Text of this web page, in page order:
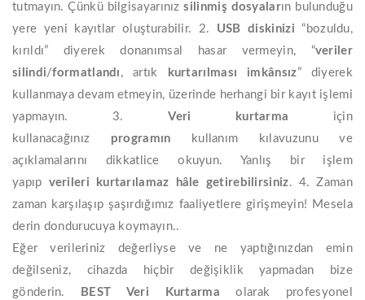
tutmayın. Çünkü bilgisayarınızsilinmiş dosyaların bulunduğu
yere yeni kayıtlar oluşturabilir. 2. USB diskinizi “bozuldu,
kırıldı” diyerek donanımsal hasar vermeyin, “veriler
silindi/formatlandı , artık kurtarılması imkânsız” diyerek
kullanmaya devam etmeyin, üzerinde herhangi bir kayıt işlemi
yapmayın. 3.Veri kurtarma için
kullanacağınız programın kullanım kılavuzunu ve
açıklamalarını dikkatlice okuyun. Yanlış bir işlem
yapıp verileri kurtarılamaz hâle getirebilirsiniz. 4. Zaman
zaman karşılaşıp şaşırdığımız faaliyetlere girişmeyin! Mesela
derin dondurucuya koymayın..
Eğer verileriniz değerliyse ve ne yaptığınızdan emin
değilseniz, cihazda hiçbir değişiklik yapmadan bize
gönderin.
BEST Veri Kurtarma olarak profesyonel